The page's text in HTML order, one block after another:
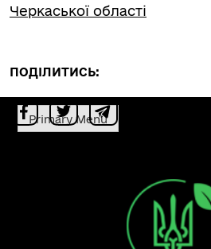
Черкаської області
ПОДІЛИТИСЬ:
Primary Menu